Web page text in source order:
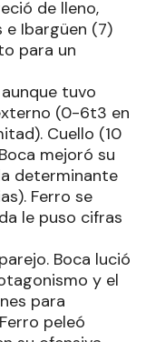
de lleno,
Ibargüen (7)
para un
tuvo
(0-6t3 en
Cuello (10
mejoró su
determinante
Ferro se
le puso cifras
Boca lució
y el
para
peleó